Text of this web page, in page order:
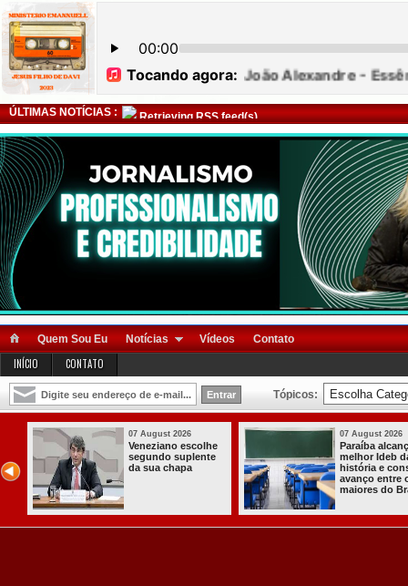
ÚLTIMAS NOTÍCIAS : Retrieving RSS feed(s)
Quem Sou Eu Notícias Vídeos Contato
INÍCIO CONTATO
Tópicos:
alcança o
da
e consolida
os
do Brasil
07 August 2026
Homem é preso
com armas,
munições e
radiocomunicadore
03
a